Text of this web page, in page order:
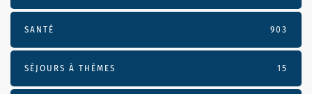
SANTÉ 903
SÉJOURS À THÈMES 15